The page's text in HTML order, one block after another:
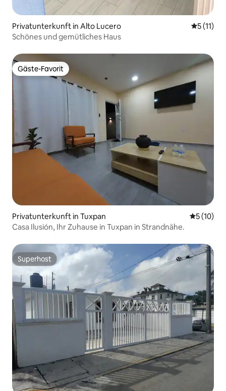
Privatunterkunft in Alto Lucero
5 (11)
Schönes und gemütliches Haus
Gäste-Favorit
Gäste-Favorit
Privatunterkunft in Tuxpan
5 (10)
Casa Ilusión, Ihr Zuhause in Tuxpan in Strandnähe.
Superhost
Superhost